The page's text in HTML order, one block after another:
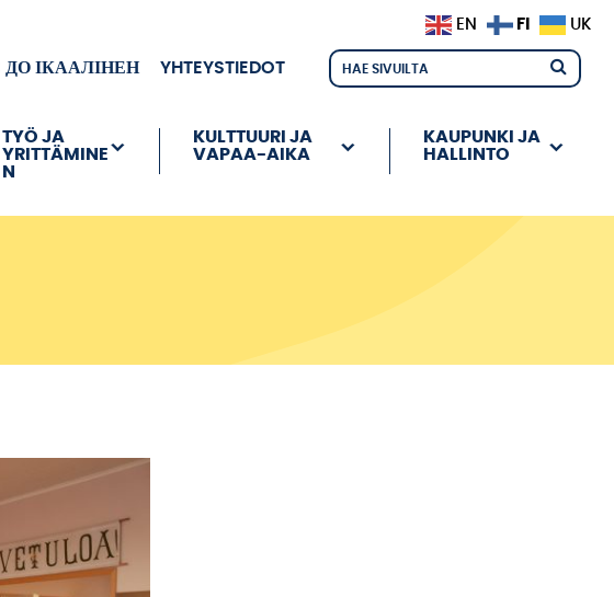
ІКААЛІНЕН YHTEYSTIEDOT
TYÖ JA
YRITTÄMINE
N
KULTTUURI JA
VAPAA-AIKA
KAUPUNKI JA
HALLINTO
EN FI UK